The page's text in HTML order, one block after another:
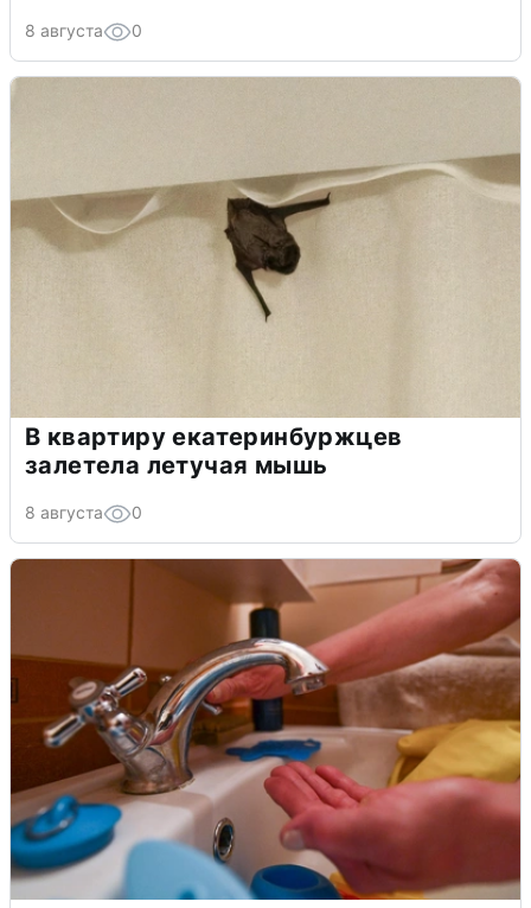
8 августа 0
В квартиру екатеринбуржцев
залетела летучая мышь
8 августа 0